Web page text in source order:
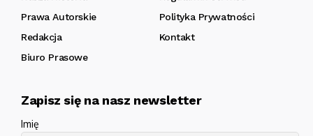
Prawa Autorskie
Polityka Prywatności
Redakcja
Kontakt
Biuro Prasowe
Zapisz się na nasz newsletter
Imię